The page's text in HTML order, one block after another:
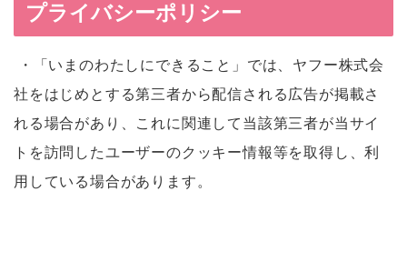
プライバシーポリシー
・「いまのわたしにできること」では、ヤフー株式会
社をはじめとする第三者から配信される広告が掲載さ
れる場合があり、これに関連して当該第三者が当サイ
トを訪問したユーザーのクッキー情報等を取得し、利
用している場合があります。